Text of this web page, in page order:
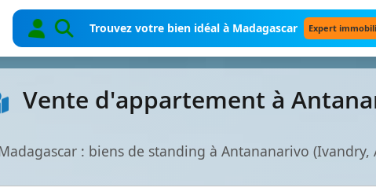
Trouvez votre bien idéal à Madagascar Expert
Vente d'appartement à
: biens de standing à Antananarivo